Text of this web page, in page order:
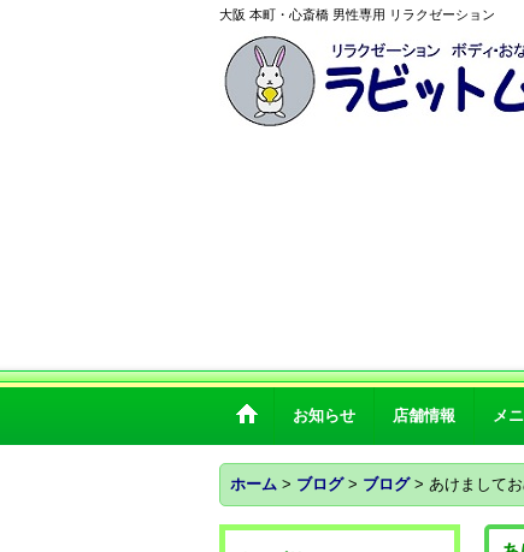
大阪 本町・心斎橋 男性専用 リラクゼーション
お知らせ 店舗情報 メ
ホーム > ブログ > ブログ > あけまして